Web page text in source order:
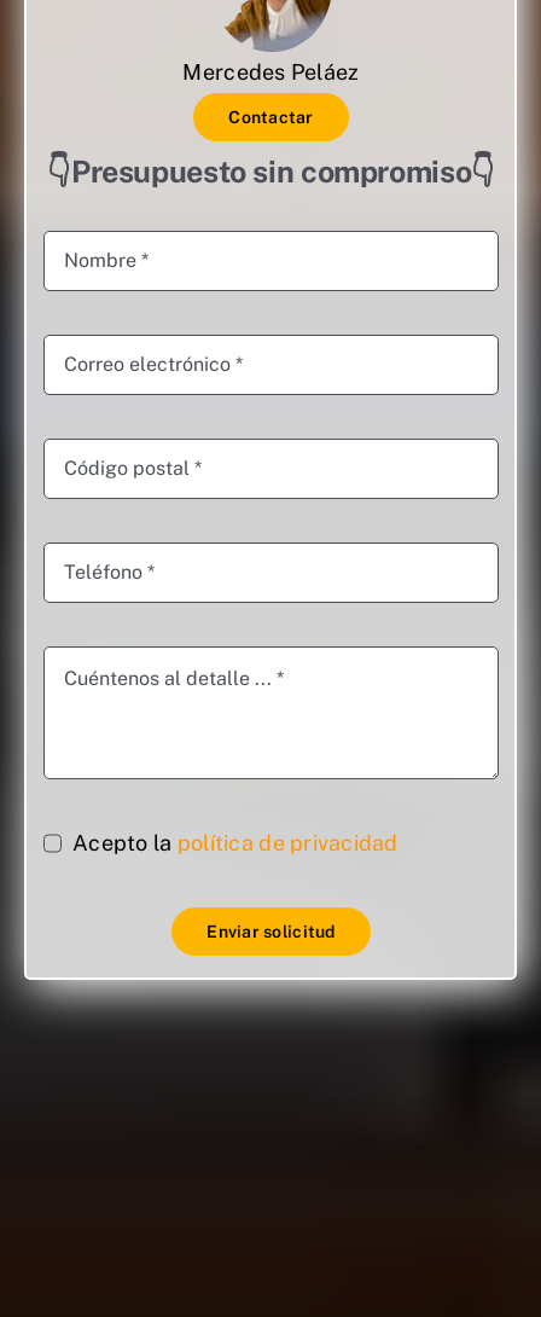
Mercedes Peláez
Contactar
👇Presupuesto sin compromiso👇
Acepto la política de privacidad
Enviar solicitud